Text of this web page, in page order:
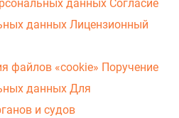
данных Согласие
данных Лицензионный
файлов «cookie» Поручение
данных Для
и судов